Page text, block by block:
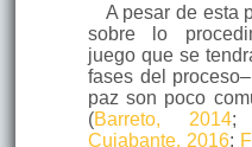
A pesar de esta
sobre lo
juego que se
fases del
paz son poco
(Barreto, 2014
Cujabante, 2016;